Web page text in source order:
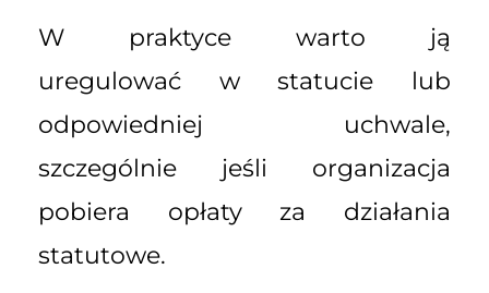
W praktyce warto ją
uregulować w statucie lub
odpowiedniej uchwale,
szczególnie jeśli organizacja
pobiera opłaty za działania
statutowe.